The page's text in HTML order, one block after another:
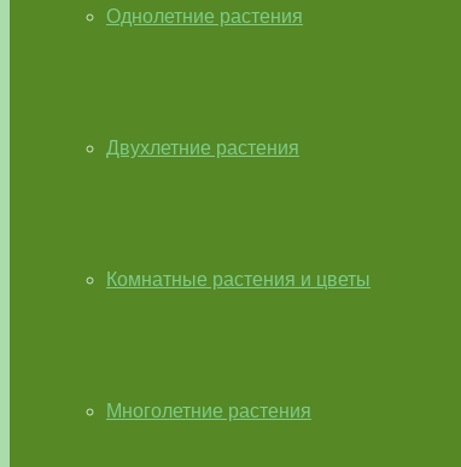
Однолетние растения
Двухлетние растения
Комнатные растения и цветы
Многолетние растения